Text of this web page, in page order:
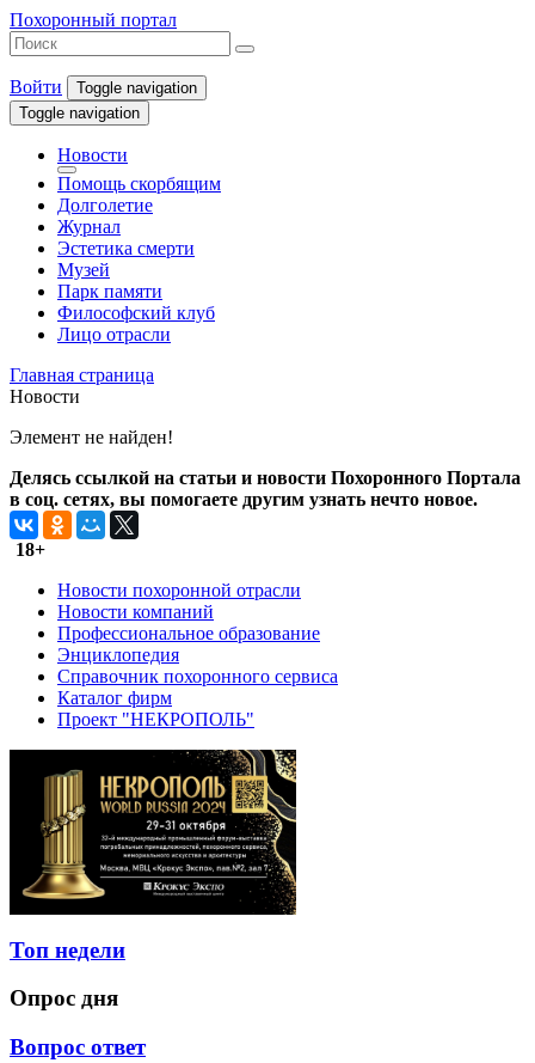
Похоронный портал
Войти
Toggle navigation
Toggle navigation
Новости
Помощь скорбящим
Долголетие
Журнал
Эстетика смерти
Музей
Парк памяти
Философский клуб
Лицо отрасли
Главная страница
Новости
Элемент не найден!
Делясь ссылкой на статьи и новости Похоронного Портала
в соц. сетях, вы помогаете другим узнать нечто новое.
18+
Новости похоронной отрасли
Новости компаний
Профессиональное образование
Энциклопедия
Справочник похоронного сервиса
Каталог фирм
Проект "НЕКРОПОЛЬ"
Топ недели
Опрос дня
Вопрос ответ